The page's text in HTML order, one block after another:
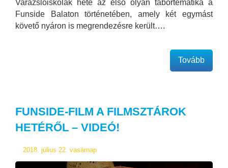
Varázslóiskolák hete az első olyan tábortematika a
Funside Balaton történetében, amely két egymást
követő nyáron is megrendezésre került….
Tovább
FUNSIDE-FILM A FILMSZTÁROK
HETÉRŐL – VIDEÓ!
2018. július 22. vasárnap